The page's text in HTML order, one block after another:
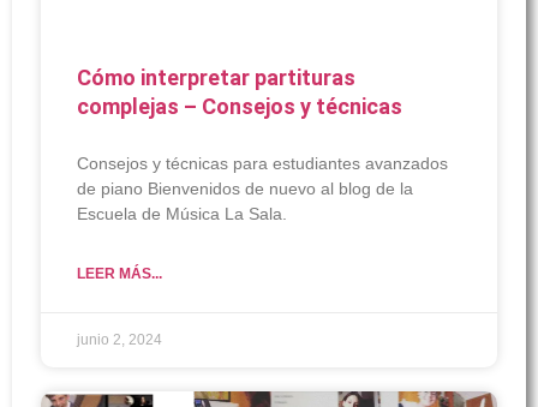
Cómo interpretar partituras
complejas – Consejos y técnicas
Consejos y técnicas para estudiantes avanzados
de piano Bienvenidos de nuevo al blog de la
Escuela de Música La Sala.
LEER MÁS...
junio 2, 2024